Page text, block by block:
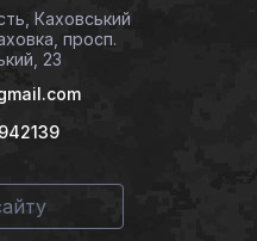
Каховський
просп.
23